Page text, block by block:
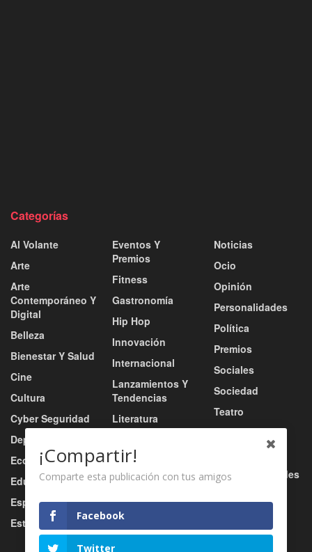
Categorías
Al Volante
Arte
Arte
Contemporáneo Y
Digital
Belleza
Bienestar Y Salud
Cine
Cultura
Cyber Seguridad
Deportes
Economía
Educación
Esports
Estilo De Vida
Eventos Y
Premios
Fitness
Gastronomía
Hip Hop
Innovación
Internacional
Lanzamientos Y
Tendencias
Literatura
Música
Música Urbana
Nacional
Negocio
Noticias
Ocio
Opinión
Personalidades
Política
Premios
Sociales
Sociedad
Teatro
Tecnología
Tv / Radio / Redes
¡Compartir!
Comparte esta publicación con tus amigos
Facebook
Twitter